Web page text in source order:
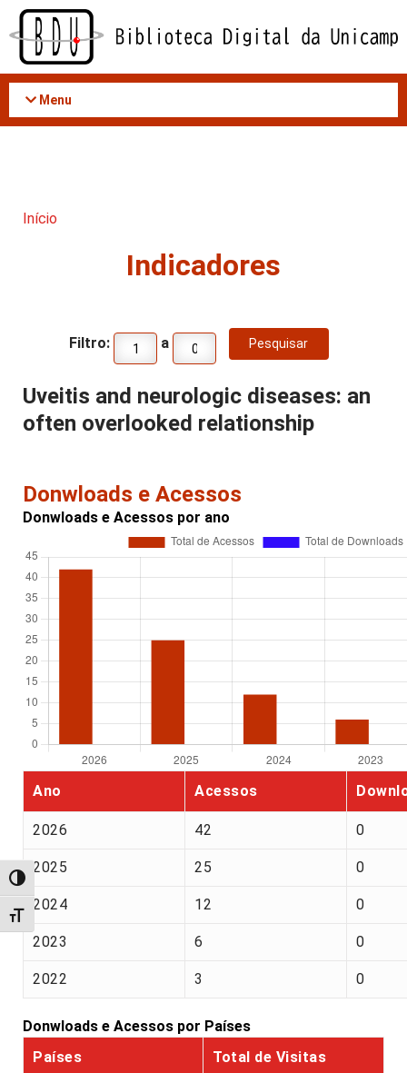
Acessar
conteúdo
Alternar alto contraste
Alternar tamanho da fonte
Menu
Início
Indicadores
Filtro: a
Uveitis and neurologic diseases: an
often overlooked relationship
Donwloads e Acessos
Donwloads e Acessos por ano
Ano Acessos
2026 42 0
2025 25 0
2024 12 0
2023 6 0
2022 3 0
Donwloads e Acessos por Países
Países
Total de Visitas